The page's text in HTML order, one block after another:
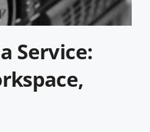
Service: